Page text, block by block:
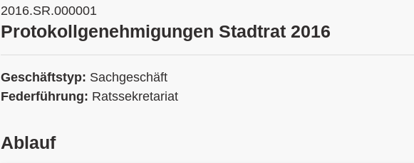
2016.SR.000001
Protokollgenehmigungen Stadtrat 2016
Geschäftstyp: Sachgeschäft
Federführung: Ratssekretariat
Ablauf